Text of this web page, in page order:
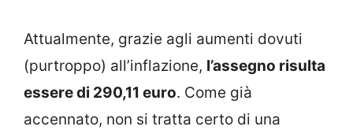
Attualmente, grazie agli aumenti dovuti
(purtroppo) all’inflazione, l’assegno risulta
essere di 290,11 euro. Come già
accennato, non si tratta certo di una